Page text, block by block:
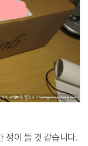
정이 들 것 같습니다.